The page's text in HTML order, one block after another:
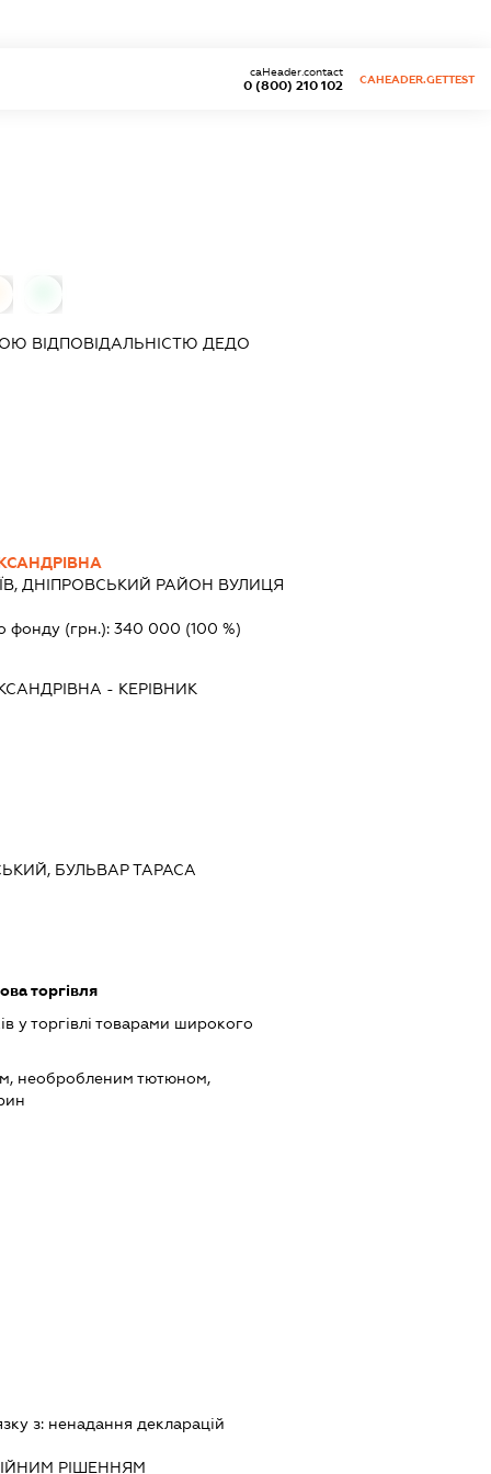
0 (800) 210 102
caHeader.contact
CAHEADER.GETTEST
ВІДПОВІДАЛЬНІСТЮ ДЕДО
ДНІПРОВСЬКИЙ РАЙОН ВУЛИЦЯ
фонду (грн.): 340 000 (100 %)
- КЕРІВНИК
БУЛЬВАР ТАРАСА
торгівля
у торгівлі товарами широкого
необробленим тютюном,
з: ненадання декларацiй
РIШЕННЯМ